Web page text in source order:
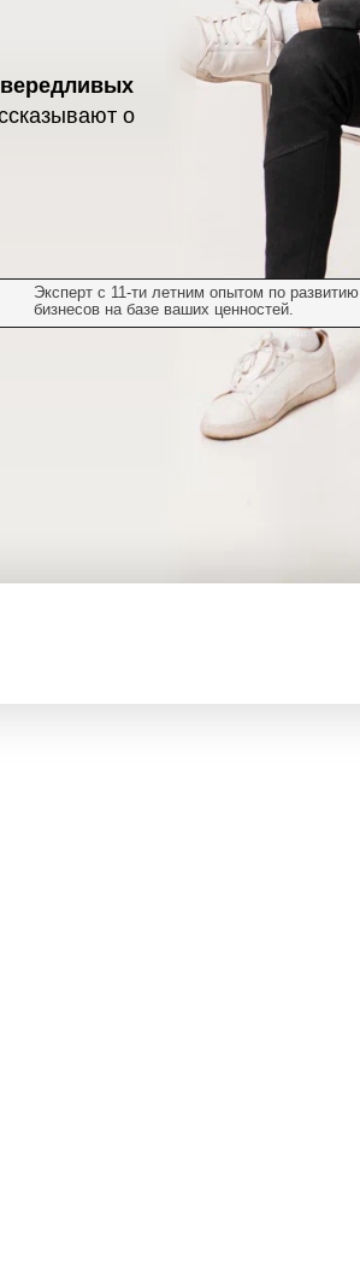
о
Эксперт с 11-ти летним опытом по развитию
бизнесов на базе ваших ценностей.